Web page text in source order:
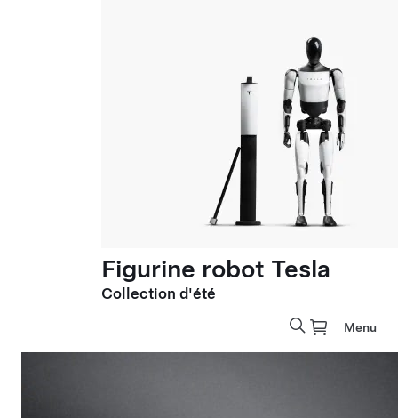
Figurine robot Tesla
Collection d'été
Menu